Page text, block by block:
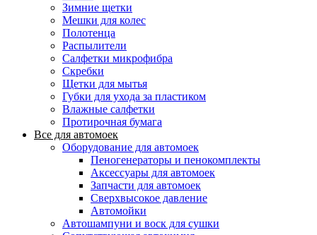
Зимние щетки
Мешки для колес
Полотенца
Распылители
Салфетки микрофибра
Скребки
Щетки для мытья
Губки для ухода за пластиком
Влажные салфетки
Протирочная бумага
Все для автомоек
Оборудование для автомоек
Пеногенераторы и пенокомплекты
Аксессуары для автомоек
Запчасти для автомоек
Сверхвысокое давление
Автомойки
Автошампуни и воск для сушки